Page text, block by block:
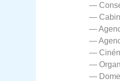
—
—
—
—
—
—
—